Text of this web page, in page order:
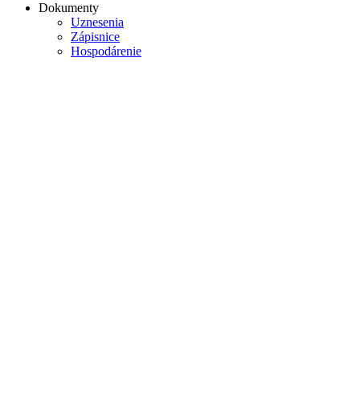
Dokumenty
Uznesenia
Zápisnice
Hospodárenie